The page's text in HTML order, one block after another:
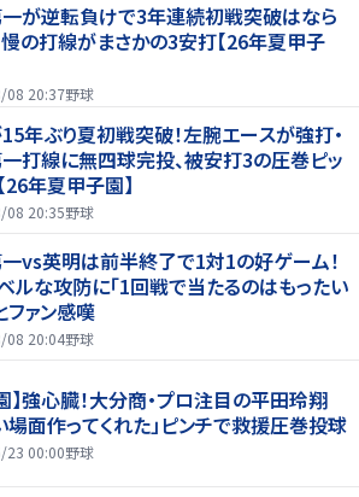
が逆転負けで3年連続初戦突破はなら
の打線がまさかの3安打【26年夏甲子
08 20:37野球
年ぶり夏初戦突破！左腕エースが強打・
打線に無四球完投、被安打3の圧巻ピッ
26年夏甲子園】
08 20:35野球
vs英明は前半終了で1対1の好ゲーム！
ルな攻防に「1回戦で当たるのはもったい
ファン感嘆
08 20:04野球
】強心臓！大分商・プロ注目の平田玲翔
場面作ってくれた」ピンチで救援圧巻投球
23 00:00野球